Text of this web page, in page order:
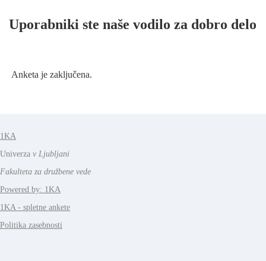
Uporabniki ste naše vodilo za dobro delo
Anketa je zaključena.
1KA
Univerza v Ljubljani
Fakulteta za družbene vede
Powered by: 1KA
1KA - spletne ankete
Politika zasebnosti